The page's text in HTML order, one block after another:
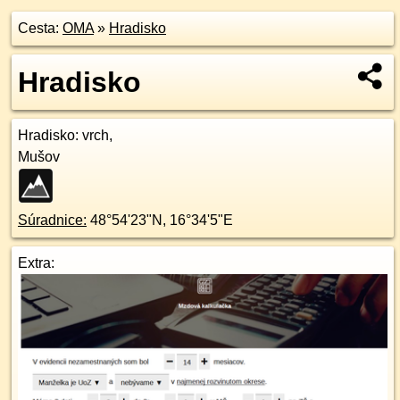
Cesta: OMA» Hradisko
Hradisko
Hradisko: vrch,
Mušov
Súradnice: 48°54'23"N , 16°34'5"E
Extra: